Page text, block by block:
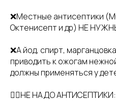
❌Местные антисептики
Октенисепт и др) НЕ
❌А йод, спирт,
приводить к ожогам
должны применяться у
👇🏻НЕ НАДО АНТИСЕПТИКИ: